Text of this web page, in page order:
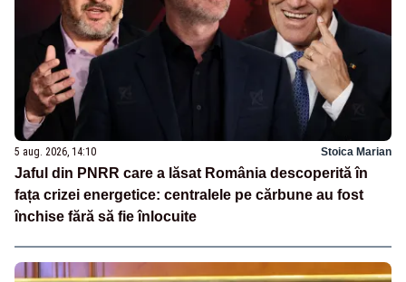
5 aug. 2026, 14:10 Stoica Marian
Jaful din PNRR care a lăsat România descoperită în
fața crizei energetice: centralele pe cărbune au fost
închise fără să fie înlocuite